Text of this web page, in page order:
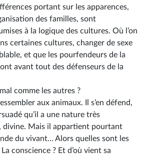
portant sur les apparences,
des familles, sont
à la logique des cultures. Où l’on
certaines cultures, changer de sexe
et que les pourfendeurs de la
avant tout des défenseurs de la
comme les autres ?
aux animaux. Il s’en défend,
qu’il a une nature très
divine. Mais il appartient pourtant
du vivant… Alors quelles sont les
conscience ? Et d’où vient sa